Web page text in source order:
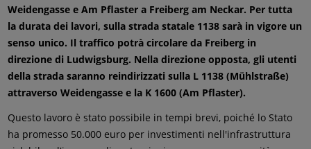
Weidengasse e Am Pflaster a Freiberg am Neckar. Per tutta
la durata dei lavori, sulla strada statale 1138 sarà in vigore un
senso unico. Il traffico potrà circolare da Freiberg in
direzione di Ludwigsburg. Nella direzione opposta, gli utenti
della strada saranno reindirizzati sulla L 1138 (Mühlstraße)
attraverso Weidengasse e la K 1600 (Am Pflaster).
Questo lavoro è stato possibile in tempi brevi, poiché lo Stato
ha promesso 50.000 euro per investimenti nell'infrastruttura